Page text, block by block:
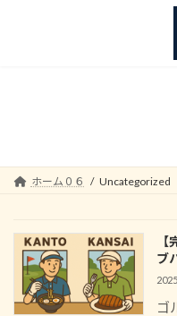
プ
動
ホーム０６ Uncategorized
ブ
ゴ